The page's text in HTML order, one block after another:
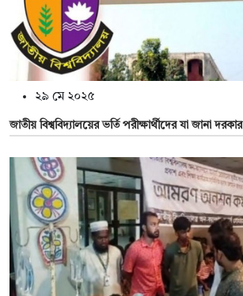
২৯ মে ২০২৫
জাতীয় বিশ্ববিদ্যালয়ের ভর্তি পরীক্ষার্থীদের যা জানা দরকার